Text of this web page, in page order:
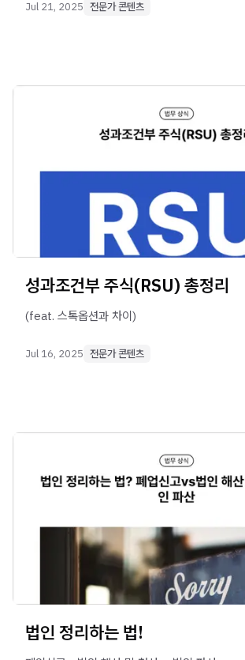
Jul 21, 2025 전문가 콘텐츠
성과조건부 주식(RSU) 총정리
(feat. 스톡옵션과 차이)
Jul 16, 2025 전문가 콘텐츠
법인 정리하는 법!